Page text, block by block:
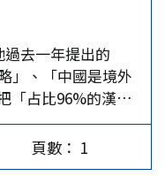
去一年提出的
」、「中國是境外
「占比96%的漢人
，引發關注、議
述上趨向低調，
警覺到：中美快速
頁數： 1